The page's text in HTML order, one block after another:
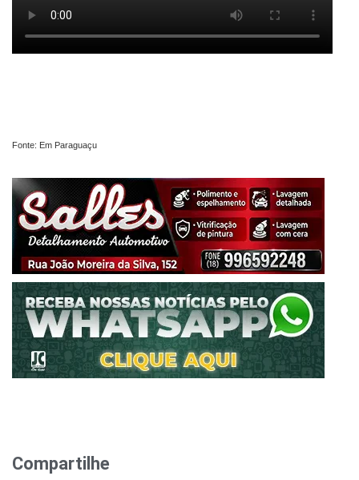
Fonte: Em Paraguaçu
Compartilhe